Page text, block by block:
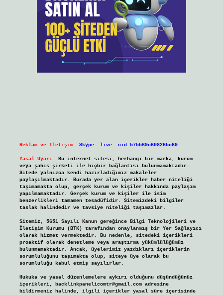
Reklam ve İletişim: Skype: live:.cid.575569c608265c69
Yasal Uyarı:
Bu internet sitesi, herhangi bir marka, kurum
veya şahıs şirketi ile hiçbir bağlantısı bulunmamaktadır.
Sitede yalnızca kendi hazırladığımız makaleler
paylaşılmaktadır. Burada yer alan içerikler haber niteliği
taşımamakta olup, gerçek kurum ve kişiler hakkında paylaşım
yapılmamaktadır. Gerçek kurum ve kişiler ile isim
benzerlikleri tamamen tesadüfidir. Sitemizdeki bilgiler
taslak halindedir ve tavsiye niteliği taşımazlar.
Sitemiz, 5651 Sayılı Kanun gereğince Bilgi Teknolojileri ve
İletişim Kurumu (BTK) tarafından onaylanmış bir Yer Sağlayıcı
olarak hizmet vermektedir. Bu nedenle, sitedeki içerikleri
proaktif olarak denetleme veya araştırma yükümlülüğümüz
bulunmamaktadır. Ancak, üyelerimiz yazdıkları içeriklerin
sorumluluğunu taşımakta olup, siteye üye olarak bu
sorumluluğu kabul etmiş sayılırlar.
Hukuka ve yasal düzenlemelere aykırı olduğunu düşündüğünüz
içerikleri, backlinkpanelicomtr@gmail.comadresine
bildirmeniz halinde, ilgili içerikler yasal süre içerisinde